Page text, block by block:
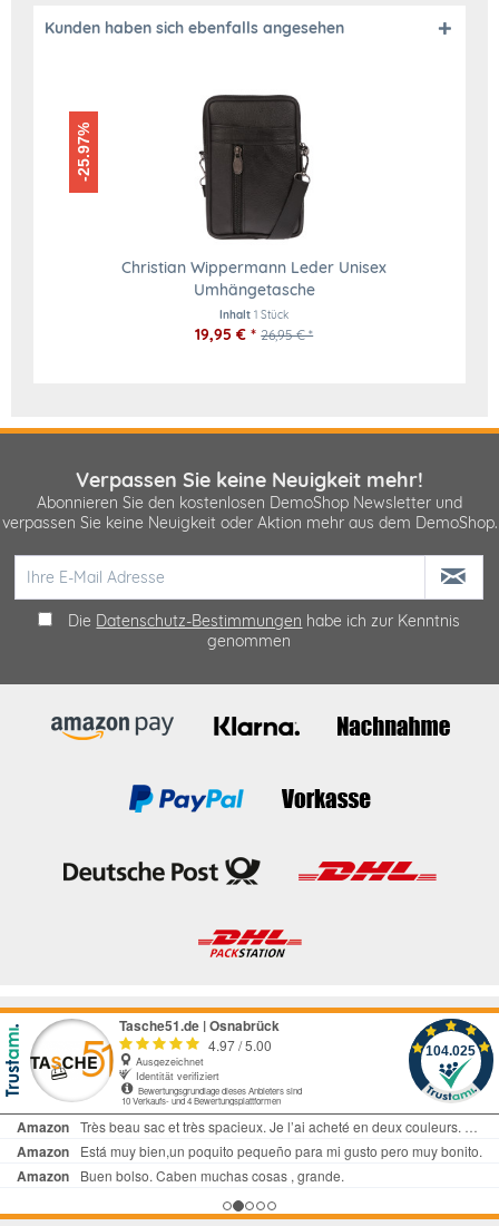
Kunden haben sich ebenfalls angesehen
-25.97%
Christian Wippermann Leder Unisex
Umhängetasche
Inhalt1 Stück
19,95 € * 26,95 € *
Verpassen Sie keine Neuigkeit mehr!
Abonnieren Sie den kostenlosen DemoShop Newsletter und
verpassen Sie keine Neuigkeit oder Aktion mehr aus dem DemoShop.
Die Datenschutz-Bestimmungen habe ich zur Kenntnis
genommen